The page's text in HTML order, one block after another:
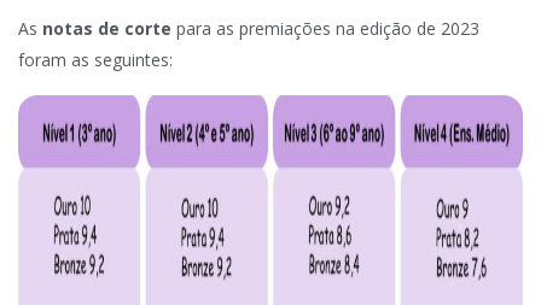
As notas de corte para as premiações na edição de 2023
foram as seguintes: